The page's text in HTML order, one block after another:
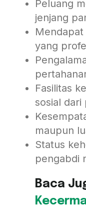
Peluang
jenjang
yang
Fasilitas
sosial dari
maupun
Status
pengabdi
Baca